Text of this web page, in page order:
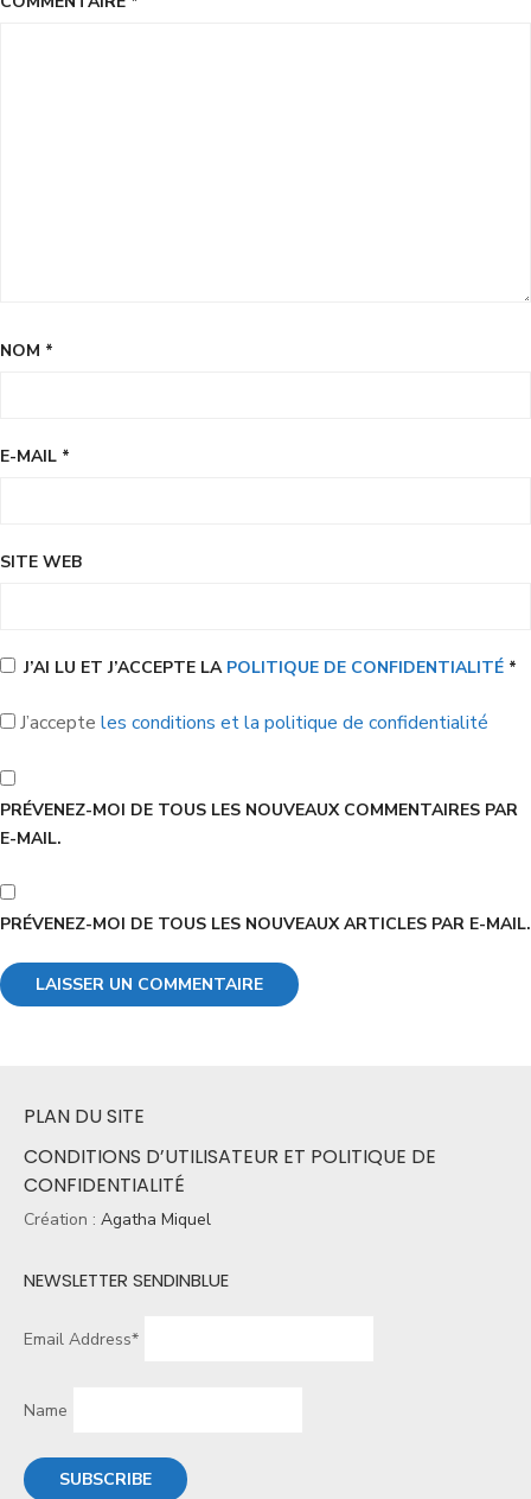
NOM *
E-MAIL *
SITE WEB
J’AI LU ET J’ACCEPTE LA POLITIQUE DE CONFIDENTIALITÉ *
J’accepte les conditions et la politique de confidentialité
PRÉVENEZ-MOI DE TOUS LES NOUVEAUX COMMENTAIRES PAR
E-MAIL.
PRÉVENEZ-MOI DE TOUS LES NOUVEAUX ARTICLES PAR E-MAIL.
PLAN DU SITE
CONDITIONS D’UTILISATEUR ET POLITIQUE DE
CONFIDENTIALITÉ
Création : Agatha Miquel
NEWSLETTER SENDINBLUE
Email Address*
Name